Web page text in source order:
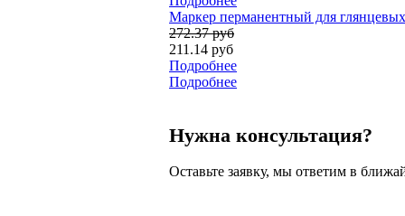
Мaркер перманентный для
272.37 руб
211.14 руб
Подробнее
Подробнее
Нужна консультация?
Оставьте заявку, мы ответим в